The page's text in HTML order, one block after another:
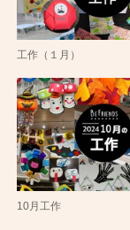
工作（１月）
10月工作